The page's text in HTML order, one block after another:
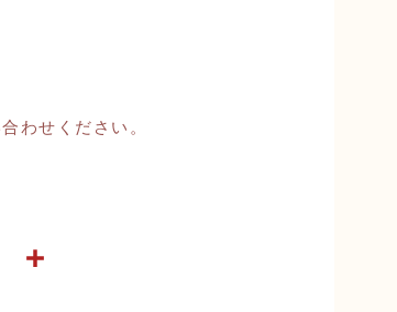
わせください。